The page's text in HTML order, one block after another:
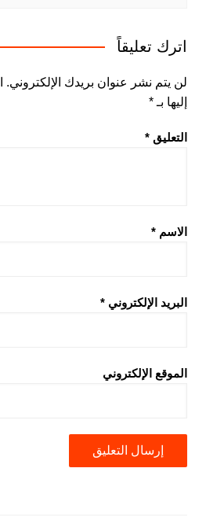
اترك تعليقاً
لن يتم نشر عنوان بريدك الإلكتروني.
إليها بـ *
التعليق *
الاسم *
البريد الإلكتروني *
الموقع الإلكتروني